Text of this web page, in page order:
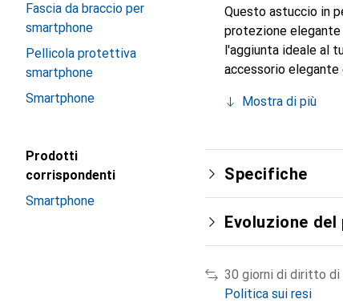
Fascia da braccio per
smartphone
Pellicola protettiva
smartphone
Smartphone
Prodotti
corrispondenti
Smartphone
Questo astuccio in
protezione elegante
l'aggiunta ideale al
accessorio
Mostra di più
Specifiche
Evoluzione del
30 giorni di diritto di
Politica sui resi